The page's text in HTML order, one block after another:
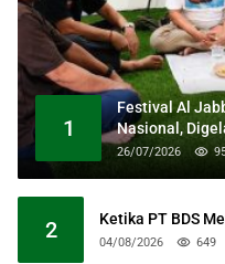
1
Festival Al
Nasional,
Masjid Raya Al
26/07/2026
2 Ketika PT BDS
04/08/2026 649